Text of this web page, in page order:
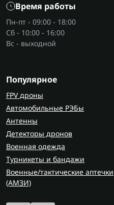
Время работы
Пн-пт - 09:00 - 18:00
Сб - 10:00 - 16:00
Вс - выходной
Популярное
FPV дроны
Автомобильные РЭБы
Антенны
Детекторы дронов
Военная одежда
Турникеты и бандажи
Военные/тактические аптечки
(AMЗИ)